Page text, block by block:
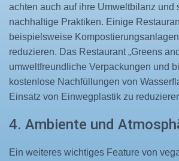
achten auch auf ihre Umweltbilanz und
nachhaltige Praktiken. Einige
beispielsweise
reduzieren. Das Restaurant „Greens
umweltfreundliche Verpackungen und
kostenlose Nachfüllungen von
Einsatz von Einwegplastik zu
4. Ambiente und
Ein weiteres wichtiges Feature von